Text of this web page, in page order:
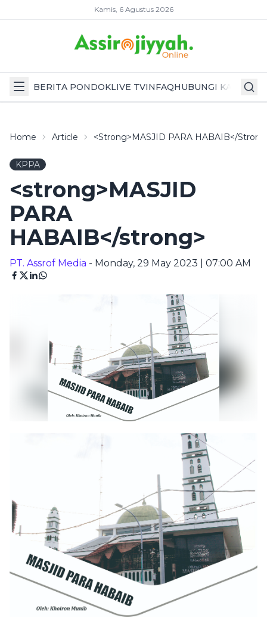
Kamis, 6 Agustus 2026
BERITA PONDOKLIVE TVINFAQHUBUNGI KAMI
Home Article <strong>MASJID PARA HABAIB</
KPPA
<strong>MASJID
PARA
HABAIB</strong>
PT. Assrof Media - Monday, 29 May 2023 | 07:00 AM